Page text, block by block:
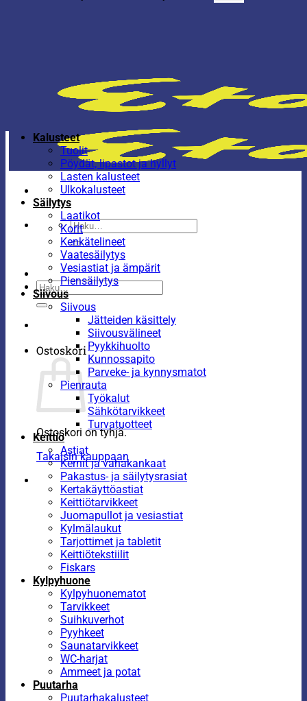
Etsi:
Etsi:
Ostoskori
Ostoskori on tyhjä.
Takaisin kauppaan
Kalusteet
Tuolit
Pöydät, lipastot ja hyllyt
Lasten kalusteet
Ulkokalusteet
Säilytys
Laatikot
Korit
Kenkätelineet
Vaatesäilytys
Vesiastiat ja ämpärit
Piensäilytys
Siivous
Siivous
Jätteiden käsittely
Siivousvälineet
Pyykkihuolto
Kunnossapito
Parveke- ja kynnysmatot
Pienrauta
Työkalut
Sähkötarvikkeet
Turvatuotteet
Keittiö
Astiat
Kernit ja vahakankaat
Pakastus- ja säilytysrasiat
Kertakäyttöastiat
Keittiötarvikkeet
Juomapullot ja vesiastiat
Kylmälaukut
Tarjottimet ja tabletit
Keittiötekstiilit
Fiskars
Kylpyhuone
Kylpyhuonematot
Tarvikkeet
Suihkuverhot
Pyyhkeet
Saunatarvikkeet
WC-harjat
Ammeet ja potat
Puutarha
Puutarhakalusteet